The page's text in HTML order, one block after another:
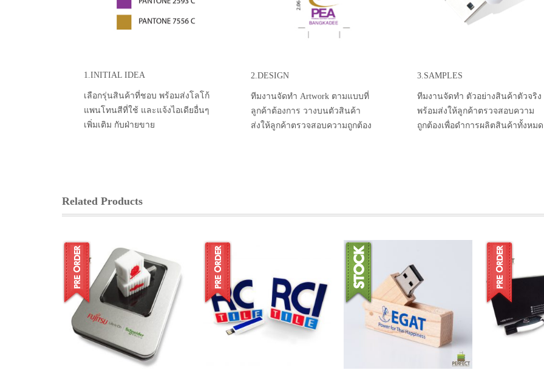
1.INITIAL IDEA
เลือกรุ่นสินค้าที่ชอบ พร้อมส่งโลโก้
แพนโทนสีที่ใช้ และแจ้งไอเดียอื่นๆ
เพิ่มเติม กับฝ่ายขาย
2.DESIGN
ทีมงานจัดทำ Artwork ตามแบบที่
ลูกค้าต้องการ วางบนตัวสินค้า
ส่งให้ลูกค้าตรวจสอบความถูกต้อง
3.SAMPLES
ทีมงานจัดทำ ตัวอย่างสินค้าตัวจริง
พร้อมส่งให้ลูกค้าตรวจสอบความ
ถูกต้องเพื่อดำการผลิตสินค้าทั้งหมด
Related Products